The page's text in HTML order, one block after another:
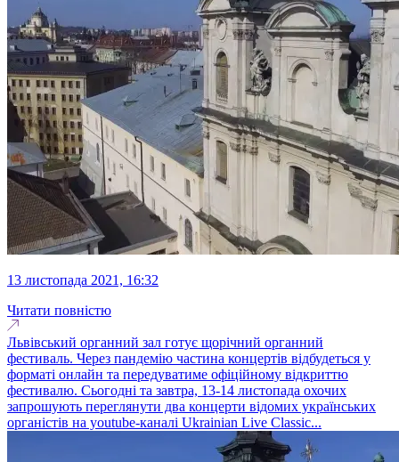
13 листопада 2021, 16:32
Читати повністю
Львівський органний зал готує щорічний органний
фестиваль. Через пандемію частина концертів відбудеться у
форматі онлайн та передуватиме офіційному відкриттю
фестивалю. Сьогодні та завтра, 13-14 листопада охочих
запрошують переглянути два концерти відомих українських
органістів на youtube-каналі Ukrainian Live Classic...